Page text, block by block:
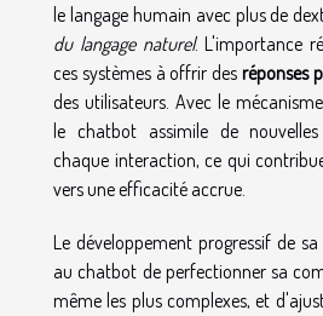
le langage humain avec plus de
du langage naturel. L'importance
ces systèmes à offrir des réponses
des utilisateurs. Avec le
le chatbot assimile de
chaque interaction, ce qui
vers une efficacité accrue.
Le développement progressif de
au chatbot de perfectionner sa
même les plus complexes, et